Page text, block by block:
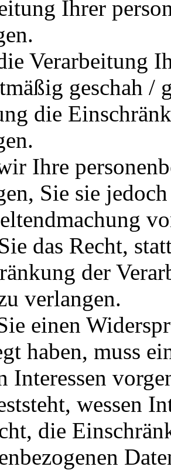
Ihrer
Verarbeitung
geschah /
die
Ihre
Sie sie
das Recht,
der
verlangen.
einen
haben, muss
Interessen
wessen
die